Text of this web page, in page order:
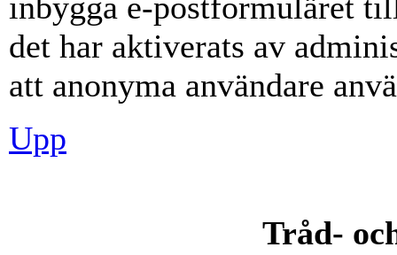
det har aktiverats av
att anonyma användare
Upp
Tråd-